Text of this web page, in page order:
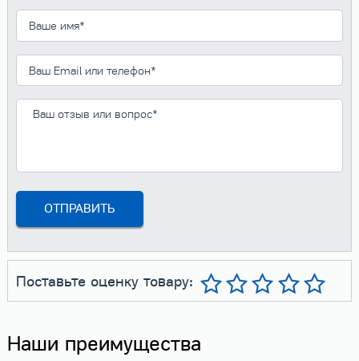
Поставьте оценку товару:
Наши преимущества